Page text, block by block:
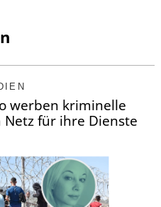
werben kriminelle
für ihre Dienste